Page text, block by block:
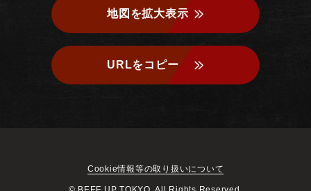
地図を拡大表示
URLをコピー
Cookie情報等の取り扱いについて